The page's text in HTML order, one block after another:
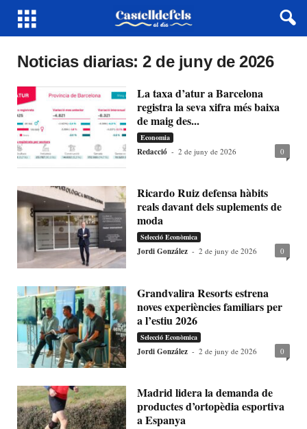
Noticias diarias: 2 de juny de 2026
La taxa d’atur a Barcelona
registra la seva xifra més baixa
de maig des...
Economia
Redacció - 2 de juny de 2026 0
Ricardo Ruiz defensa hàbits
reals davant dels suplements de
moda
Selecció Econòmica
Jordi González - 2 de juny de 2026 0
Grandvalira Resorts estrena
noves experiències familiars per
a l’estiu 2026
Selecció Econòmica
Jordi González - 2 de juny de 2026 0
Madrid lidera la demanda de
productes d’ortopèdia esportiva
a Espanya